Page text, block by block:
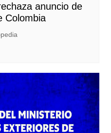
anuncio de
Colombia